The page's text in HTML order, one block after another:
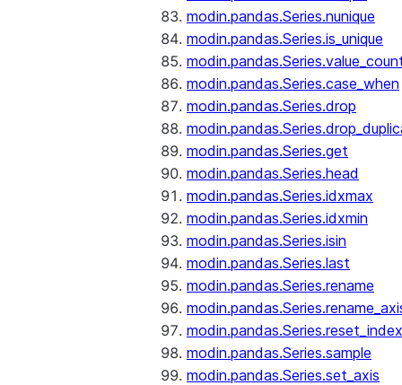
modin.pandas.Series.nunique
modin.pandas.Series.is_unique
modin.pandas.Series.case_when
modin.pandas.Series.drop
modin.pandas.Series.get
modin.pandas.Series.head
modin.pandas.Series.idxmax
modin.pandas.Series.idxmin
modin.pandas.Series.isin
modin.pandas.Series.last
modin.pandas.Series.rename
modin.pandas.Series.reset_index
modin.pandas.Series.sample
modin.pandas.Series.set_axis